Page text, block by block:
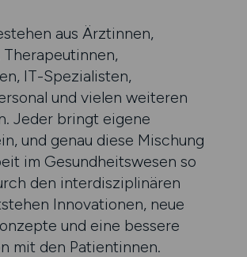
aus Ärztinnen,
IT-Spezialisten,
und vielen weiteren
Jeder bringt eigene
und genau diese Mischung
im Gesundheitswesen so
den interdisziplinären
Innovationen, neue
und eine bessere
mit den Patientinnen.